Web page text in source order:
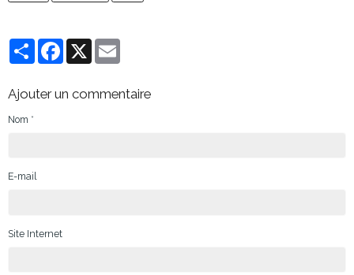
PartagerFacebook
X
Ajouter un commentaire
Nom
E-mail
Site Internet